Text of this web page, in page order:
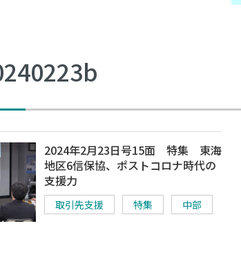
2024年2月23日号15面 特集 東海
地区6信保協、ポストコロナ時代の
支援力
取引先支援 特集 中部